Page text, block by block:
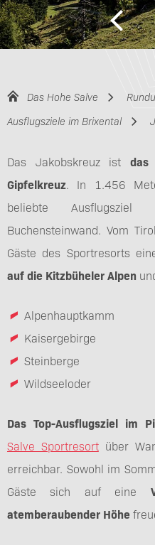
Das Hohe Salve
Ausflugsziele im Brixental
Das Jakobskreuz ist das
Gipfelkreuz. In 1.456
beliebte Ausflugsziel
Buchensteinwand. Vom
Gäste des Sportresorts
auf die Kitzbüheler Alpen
Alpenhauptkamm
Kaisergebirge
Steinberge
Wildseeloder
Das Top-Ausflugsziel im
Salve Sportresortüber
erreichbar. Sowohl im
Gäste sich auf eine
atemberaubender Höhe